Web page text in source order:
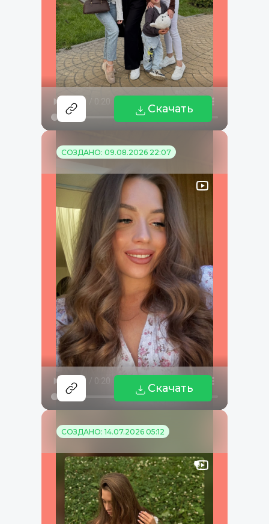
Скачать
СОЗДАНО: 09.08.2026 22:07
Скачать
СОЗДАНО: 14.07.2026 05:12